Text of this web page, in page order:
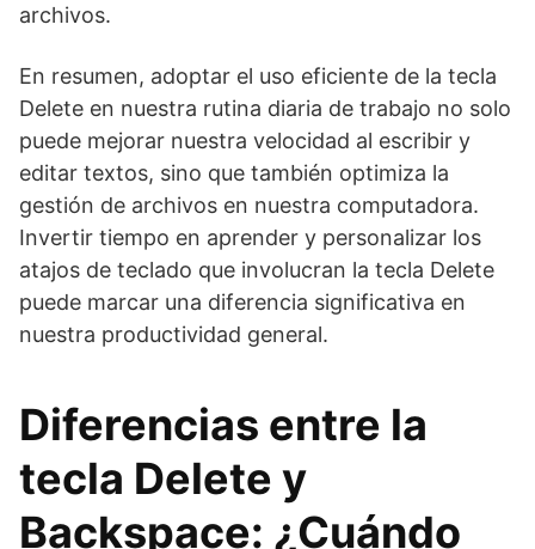
archivos.
En resumen, adoptar el uso eficiente de la tecla
Delete en nuestra rutina diaria de trabajo no solo
puede mejorar nuestra velocidad al escribir y
editar textos, sino que también optimiza la
gestión de archivos en nuestra computadora.
Invertir tiempo en aprender y personalizar los
atajos de teclado que involucran la tecla Delete
puede marcar una diferencia significativa en
nuestra productividad general.
Diferencias entre la
tecla Delete y
Backspace: ¿Cuándo